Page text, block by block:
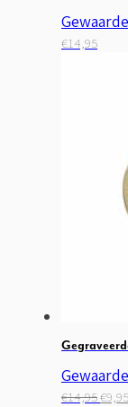
€14,95
€14,95€9,95